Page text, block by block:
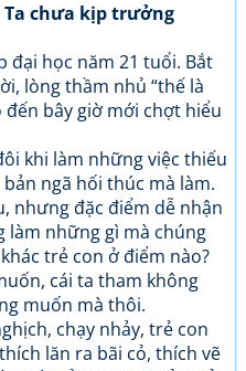
Ta chưa kịp trưởng
đại học năm 21 tuổi. Bắt
lòng thầm nhủ “thế là
bây giờ mới chợt hiểu
khi làm những việc thiếu
ngã hối thúc mà làm.
nhưng đặc điểm dễ nhận
làm những gì mà chúng
trẻ con ở điểm nào?
cái ta tham không
muốn mà thôi.
chạy nhảy, trẻ con
lăn ra bãi cỏ, thích vẽ